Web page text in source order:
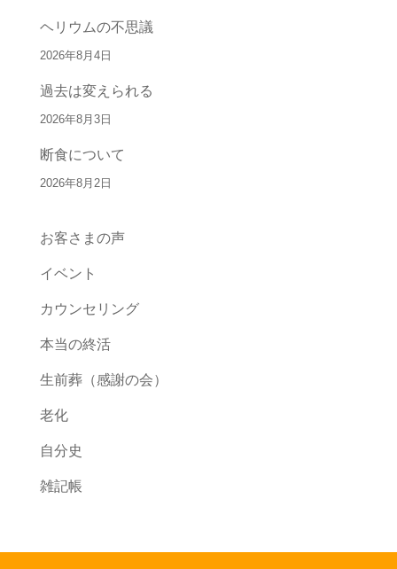
ヘリウムの不思議
2026年8月4日
過去は変えられる
2026年8月3日
断食について
2026年8月2日
お客さまの声
イベント
カウンセリング
本当の終活
生前葬（感謝の会）
老化
自分史
雑記帳